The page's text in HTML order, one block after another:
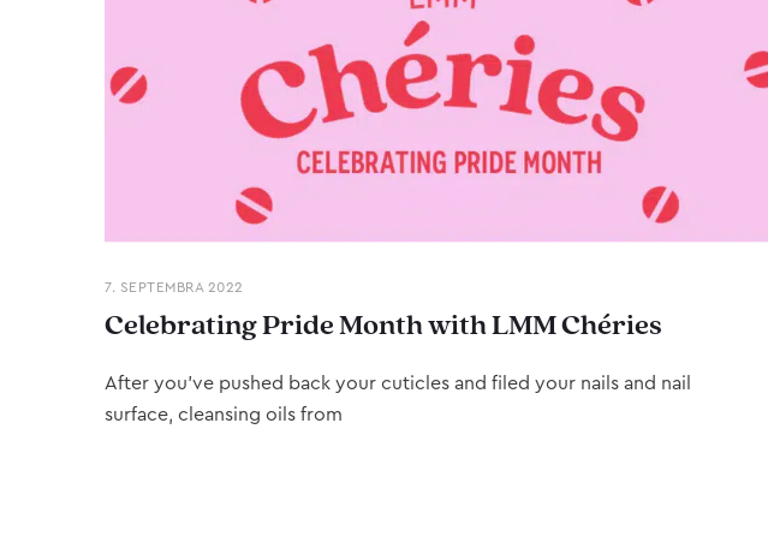
7. SEPTEMBRA 2022
Celebrating Pride Month with LMM Chéries
After you’ve pushed back your cuticles and filed your nails and nail
surface, cleansing oils from